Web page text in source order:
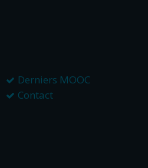
Derniers MOOC
Contact